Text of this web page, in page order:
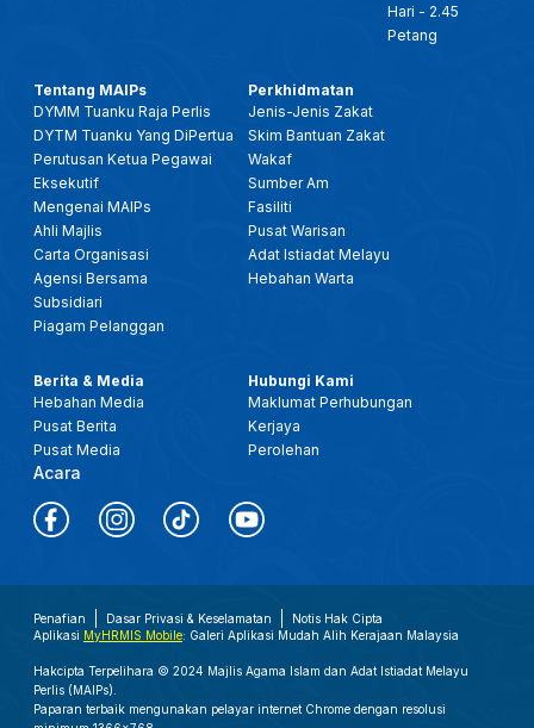
Hari - 2.45
Petang
Tentang MAIPs
DYMM Tuanku Raja Perlis
DYTM Tuanku Yang DiPertua
Perutusan Ketua Pegawai
Eksekutif
Mengenai MAIPs
Ahli Majlis
Carta Organisasi
Agensi Bersama
Subsidiari
Piagam Pelanggan
Perkhidmatan
Jenis-Jenis Zakat
Skim Bantuan Zakat
Wakaf
Sumber Am
Fasiliti
Pusat Warisan
Adat Istiadat Melayu
Hebahan Warta
Berita & Media
Hebahan Media
Pusat Berita
Pusat Media
Acara
Hubungi Kami
Maklumat Perhubungan
Kerjaya
Perolehan
Penafian Dasar Privasi & Keselamatan
Notis Hak Cipta
Aplikasi MyHRMIS Mobile: Galeri Aplikasi Mudah Alih Kerajaan Malaysia
Hakcipta Terpelihara © 2024 Majlis Agama Islam dan Adat Istiadat Melayu
Perlis (MAIPs).
Paparan terbaik mengunakan pelayar internet Chrome dengan resolusi